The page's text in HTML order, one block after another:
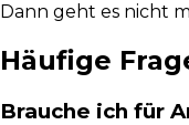
Dann geht es nicht
Häufige
Brauche ich für